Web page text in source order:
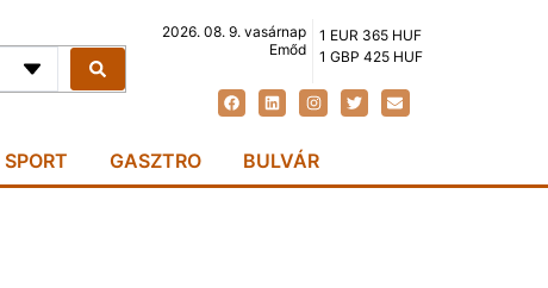
2026. 08. 9. vasárnap
Emőd
1 EUR 365 HUF
1 GBP 425 HUF
SPORT GASZTRO BULVÁR